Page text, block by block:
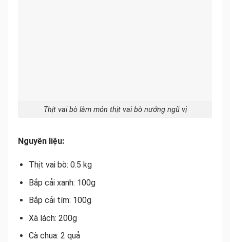
Thịt vai bò làm món thịt vai bò nướng ngũ vị
Nguyên liệu:
Thịt vai bò: 0.5 kg
Bắp cải xanh: 100g
Bắp cải tím: 100g
Xà lách: 200g
Cà chua: 2 quả